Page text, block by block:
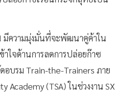
มีความมุ่งมั่นที่จะพัฒนาคู่ค้าใน
าใจด้านการลดการปล่อยก๊าซ
อบรม Train-the-Trainers ภาย
Academy (TSA) ในช่วงงาน SX